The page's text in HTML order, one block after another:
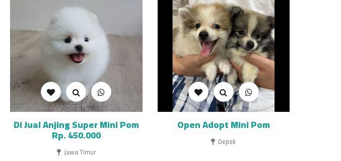
Di Jual Anjing Super Mini Pom
Rp. 450.000
Jawa Timur
Open Adopt Mini Pom
Depok